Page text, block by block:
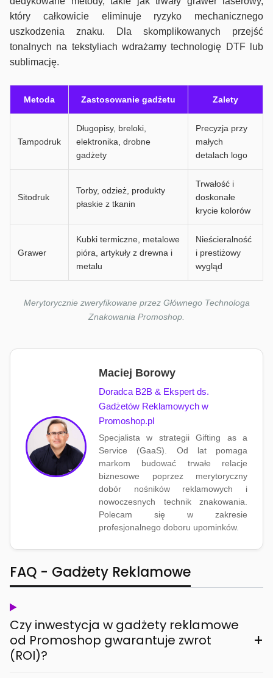
który całkowicie eliminuje ryzyko mechanicznego
uszkodzenia znaku. Dla skomplikowanych przejść
tonalnych na tekstyliach wdrażamy technologię DTF lub
sublimację.
Metoda Zastosowanie gadżetu Zalety
Tampodruk
Długopisy, breloki,
elektronika, drobne
gadżety
Precyzja przy
małych
detalach logo
Sitodruk
Torby, odzież, produkty
płaskie z tkanin
Trwałość i
doskonałe
krycie kolorów
Grawer
Kubki termiczne, metalowe
pióra, artykuły z drewna i
metalu
Nieścieralność
i prestiżowy
wygląd
Merytorycznie zweryfikowane przez Głównego Technologa
Znakowania Promoshop.
Maciej Borowy
Doradca B2B & Ekspert ds.
Gadżetów Reklamowych w
Promoshop.pl
Specjalista w strategii Gifting as a
Service (GaaS). Od lat pomaga
markom budować trwałe relacje
biznesowe poprzez merytoryczny
dobór nośników reklamowych i
nowoczesnych technik znakowania.
Polecam się w zakresie
profesjonalnego doboru upominków.
FAQ - Gadżety Reklamowe
Czy inwestycja w gadżety reklamowe
od Promoshop gwarantuje zwrot
(ROI)?
+